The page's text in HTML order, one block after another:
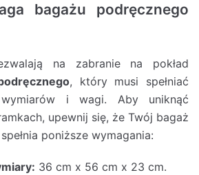
bagażu podręcznego
na zabranie na pokład
, który musi spełniać
i wagi. Aby uniknąć
upewnij się, że Twój bagaż
poniższe wymagania:
36 cm x 56 cm x 23 cm.